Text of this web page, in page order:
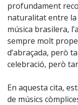
profundament
naturalitat entre la
música brasilera,
sempre molt
d’abraçada, però
celebració, però
En aquesta cita,
de músics